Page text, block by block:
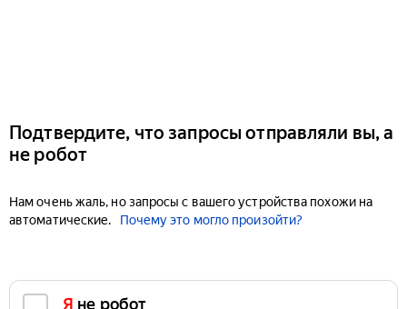
Подтвердите, что запросы отправляли вы, а
не робот
Нам очень жаль, но запросы с вашего устройства похожи на
автоматические.
Почему это могло произойти?
Я не робот